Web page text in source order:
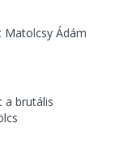
Matolcsy Ádám
a brutális